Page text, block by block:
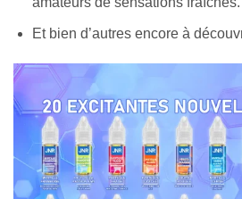
Et bien d’autres encore à